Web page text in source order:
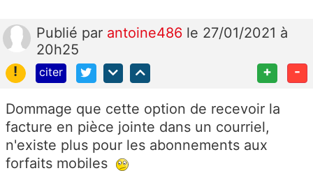
Publié par antoine486 le 27/01/2021 à
20h25
!
citer + -
Dommage que cette option de recevoir la
facture en pièce jointe dans un courriel,
n'existe plus pour les abonnements aux
forfaits mobiles